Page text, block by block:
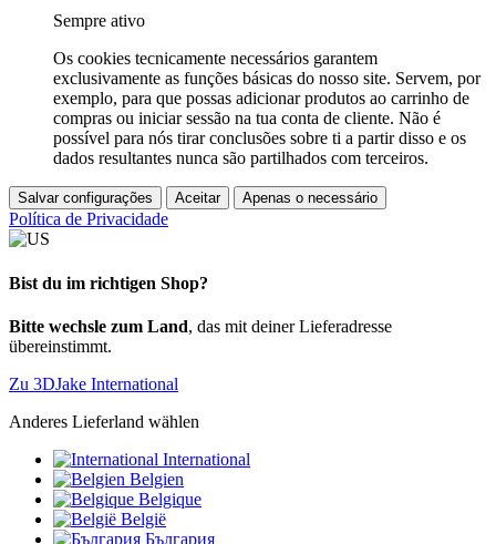
Sempre ativo
Os cookies tecnicamente necessários garantem
exclusivamente as funções básicas do nosso site. Servem, por
exemplo, para que possas adicionar produtos ao carrinho de
compras ou iniciar sessão na tua conta de cliente. Não é
possível para nós tirar conclusões sobre ti a partir disso e os
dados resultantes nunca são partilhados com terceiros.
Salvar configurações Aceitar Apenas o necessário
Política de Privacidade
Bist du im richtigen Shop?
Bitte wechsle zum Land, das mit deiner Lieferadresse
übereinstimmt.
Zu 3DJake International
Anderes Lieferland wählen
International
Belgien
Belgique
België
България